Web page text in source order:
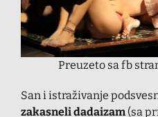
Preuzeto sa fb
San i istraživanje
zakasneli dadaizam(sa